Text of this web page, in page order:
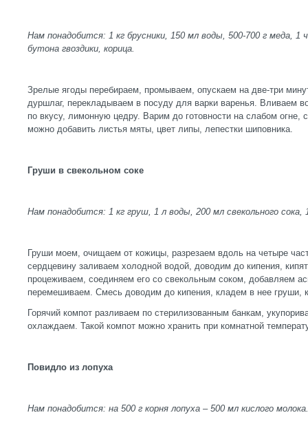
Нам понадобится: 1 кг брусники, 150 мл воды, 500-700 г меда, 1
бутона гвоздики, корица.
Зрелые ягоды перебираем, промываем, опускаем на две-три
дуршлаг, перекладываем в посуду для варки варенья. Вливаем
по вкусу, лимонную цедру. Варим до готовности на слабом огне,
можно добавить листья мяты, цвет липы, лепестки шиповника.
Груши в свекольном соке
Нам понадобится: 1 кг груш, 1 л воды, 200 мл свекольного сока,
Груши моем, очищаем от кожицы, разрезаем вдоль на четыре
сердцевину заливаем холодной водой, доводим до кипения,
процеживаем, соединяем его со свекольным соком, добавляем
перемешиваем. Смесь доводим до кипения, кладем в нее груши,
Горячий компот разливаем по стерилизованным банкам,
охлаждаем. Такой компот можно хранить при комнатной
Повидло из лопуха
Нам понадобится: на 500 г корня лопуха – 500 мл кислого молока.